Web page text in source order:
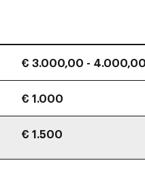
€ 3.000,00 - 4.000,00
€ 1.000
€ 1.500